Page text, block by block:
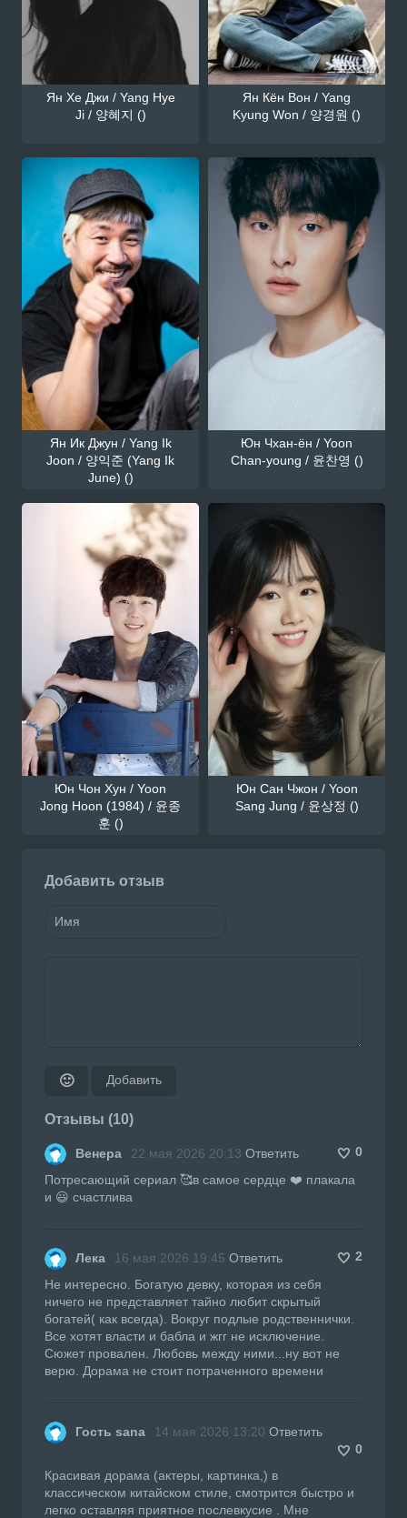
Ян Хе Джи / Yang Hye
Ji / 양혜지 ()
Ян Кён Вон / Yang
Kyung Won / 양경원 ()
Ян Ик Джун / Yang Ik
Joon / 양익준 (Yang Ik
June) ()
Юн Чхан-ён / Yoon
Chan-young / 윤찬영 ()
Юн Чон Хун / Yoon
Jong Hoon (1984) / 윤종
훈 ()
Юн Сан Чжон / Yoon
Sang Jung / 윤상정 ()
Добавить отзыв
🙂 Добавить
Отзывы (10)
Венера 22 мая 2026 20:13 Ответить
0
Потресающий сериал 🥰в самое сердце ❤️ плакала
и 😃 счастлива
Лека 16 мая 2026 19:45 Ответить
2
Не интересно. Богатую девку, которая из себя
ничего не представляет тайно любит скрытый
богатей( как всегда). Вокруг подлые родственнички.
Все хотят власти и бабла и жгг не исключение.
Сюжет провален. Любовь между ними...ну вот не
верю. Дорама не стоит потраченного времени
Гость sana 14 мая 2026 13:20 Ответить
0
Красивая дорама (актеры, картинка,) в
классическом китайском стиле, смотрится быстро и
легко оставляя приятное послевкусие . Мне